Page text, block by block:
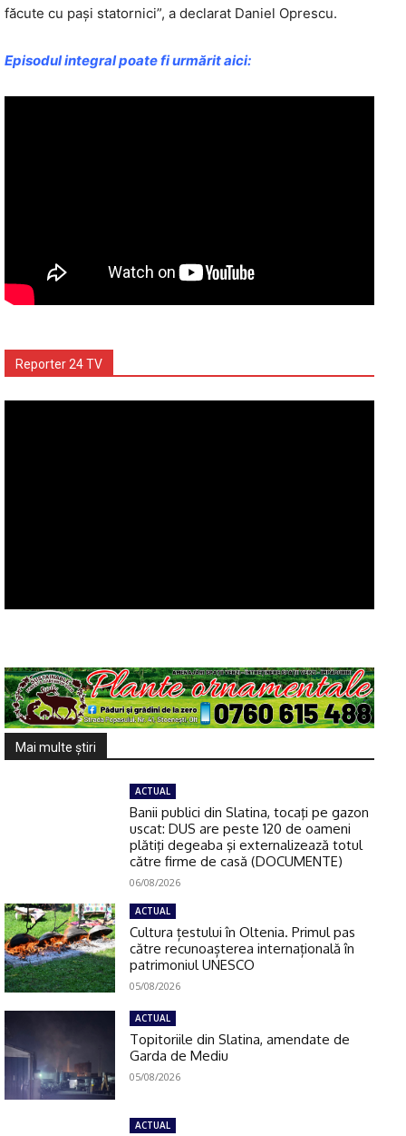
făcute cu pași statornici”, a declarat Daniel Oprescu.
Episodul integral poate fi urmărit aici:
Reporter 24 TV
Mai multe ştiri
ACTUAL
Banii publici din Slatina, tocaţi pe gazon
uscat: DUS are peste 120 de oameni
plătiţi degeaba şi externalizează totul
către firme de casă (DOCUMENTE)
06/08/2026
ACTUAL
Cultura țestului în Oltenia. Primul pas
către recunoașterea internațională în
patrimoniul UNESCO
05/08/2026
ACTUAL
Topitoriile din Slatina, amendate de
Garda de Mediu
05/08/2026
ACTUAL